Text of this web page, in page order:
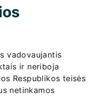
vadovaujantis
ir neriboja
Respublikos teisės
netinkamos